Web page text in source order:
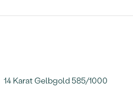
14 Karat Gelbgold 585/1000